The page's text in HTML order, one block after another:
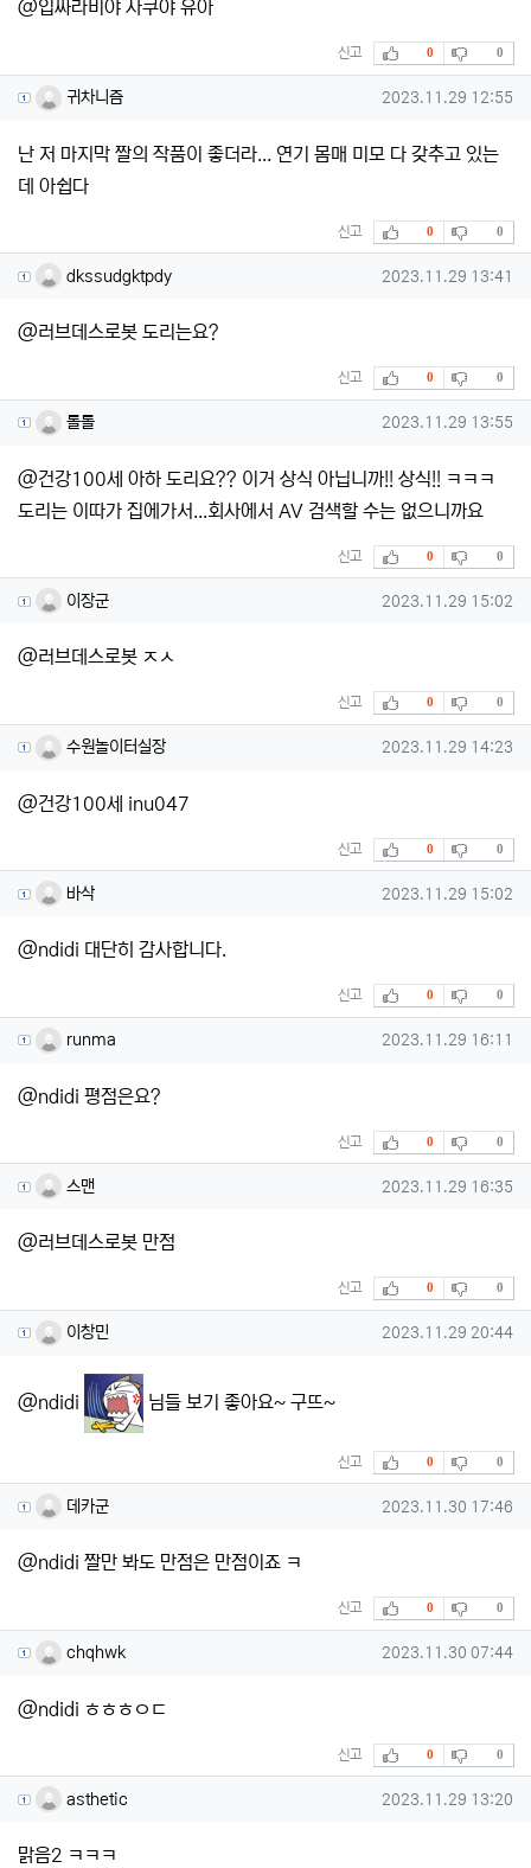
@입싸라비야 사쿠야 유아
신고 추천
0 비추천
0
귀차니즘님의 댓글
귀차니즘 작성일
2023.11.29 12:55
난 저 마지막 짤의 작품이 좋더라... 연기 몸매 미모 다 갖추고 있는
데 아쉽다
신고 추천
0 비추천
0
dkssudgktpdy님의 댓글
dkssudgktpdy 작성일
2023.11.29 13:41
@러브데스로봇 도리는요?
신고 추천
0 비추천
0
롤롤님의 댓글
롤롤 작성일
2023.11.29 13:55
@건강100세 아하 도리요?? 이거 상식 아닙니까!! 상식!! ㅋㅋㅋ
도리는 이따가 집에가서...회사에서 AV 검색할 수는 없으니까요
신고 추천
0 비추천
0
이장군님의 댓글
이장군 작성일
2023.11.29 15:02
@러브데스로봇 ㅈㅅ
신고 추천
0 비추천
0
수원놀이터실장님의 댓글
수원놀이터실장 작성일
2023.11.29 14:23
@건강100세 inu047
신고 추천
0 비추천
0
바삭님의 댓글
바삭 작성일
2023.11.29 15:02
@ndidi 대단히 감사합니다.
신고 추천
0 비추천
0
runma님의 댓글
runma 작성일
2023.11.29 16:11
@ndidi 평점은요?
신고 추천
0 비추천
0
스맨님의 댓글
스맨 작성일
2023.11.29 16:35
@러브데스로봇 만점
신고 추천
0 비추천
0
이창민님의 댓글
이창민 작성일
2023.11.29 20:44
@ndidi 님들 보기 좋아요~ 구뜨~
신고 추천
0 비추천
0
데카군님의 댓글
데카군 작성일
2023.11.30 17:46
@ndidi 짤만 봐도 만점은 만점이죠 ㅋ
신고 추천
0 비추천
0
chqhwk님의 댓글
chqhwk 작성일
2023.11.30 07:44
@ndidi ㅎㅎㅎㅇㄷ
신고 추천
0 비추천
0
asthetic님의 댓글
asthetic 작성일
2023.11.29 13:20
맑음2 ㅋㅋㅋ